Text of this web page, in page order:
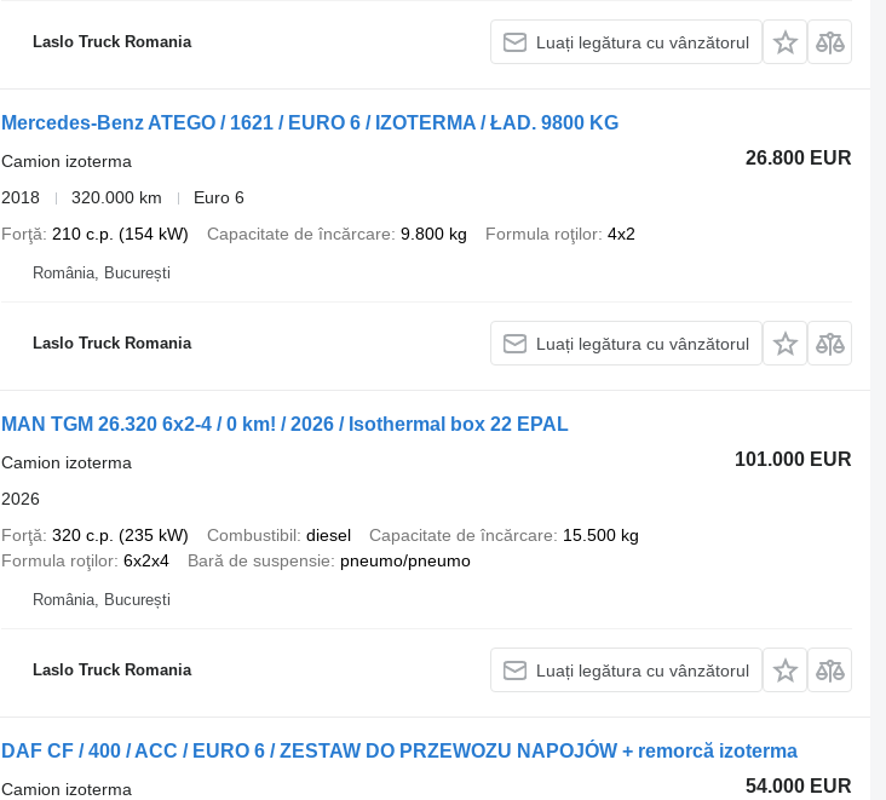
Laslo Truck Romania Luați legătura cu vânzătorul
Mercedes-Benz ATEGO / 1621 / EURO 6 / IZOTERMA / ŁAD. 9800 KG
26.800 EUR
Camion izoterma
2018
320.000 km
Euro 6
Forţă
210 c.p. (154 kW) Capacitate de încărcare 9.800 kg Formula roţilor 4x2
România, București
Laslo Truck Romania Luați legătura cu vânzătorul
MAN TGM 26.320 6x2-4 / 0 km! / 2026 / Isothermal box 22 EPAL
101.000 EUR
Camion izoterma
2026
Forţă 320 c.p. (235 kW) Combustibil diesel Capacitate de încărcare
15.500 kg
Formula roţilor 6x2x4 Bară de suspensie pneumo/pneumo
România, București
Laslo Truck Romania Luați legătura cu vânzătorul
DAF CF / 400 / ACC / EURO 6 / ZESTAW DO PRZEWOZU NAPOJÓW + remorcă izoterma
54.000 EUR
Camion izoterma